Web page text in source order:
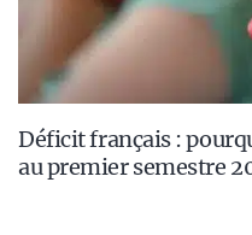
Déficit français :
au premier semestre